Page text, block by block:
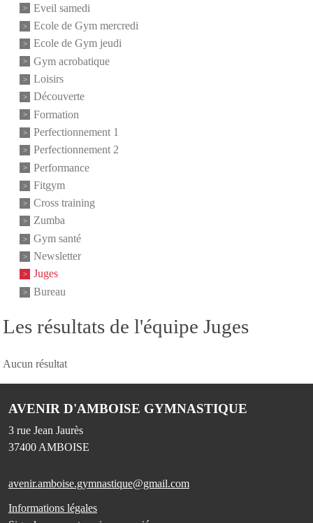
Les résultats de l'équipe Juges
Aucun résultat
Eveil samedi
Ecole de Gym mercredi
Ecole de Gym jeudi
Gym acrobatique
Loisirs
Découverte
Formation
Perfectionnement 1
Perfectionnement 2
Performance
Fitgym
Cross training
Zumba
Gym santé
Newsletter
Juges
Bureau
AVENIR D'AMBOISE GYMNASTIQUE
3 rue Jean Jaurès
37400 AMBOISE
avenir.amboise.gymnastique@gmail.com
Informations légales